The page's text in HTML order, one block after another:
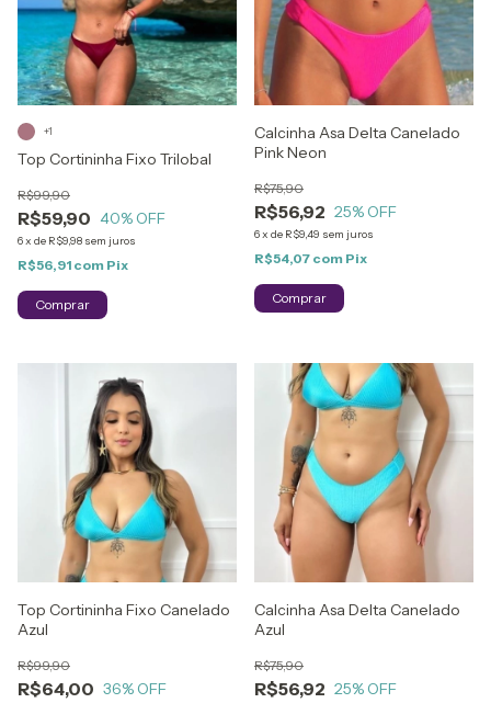
Top Cortininha Fixo Trilobal
R$59,90
R$99,90
40% OFF
6x de R$9,98 sem juros
R$56,91 com Pix
+1
Comprar
Calcinha Asa Delta Canelado
Pink Neon
R$56,92
R$75,90
25% OFF
6x de R$9,49 sem juros
R$54,07 com Pix
Comprar
Top Cortininha Fixo Canelado
Azul
R$64,00
R$99,90
36% OFF
Calcinha Asa Delta Canelado
Azul
R$56,92
R$75,90
25% OFF